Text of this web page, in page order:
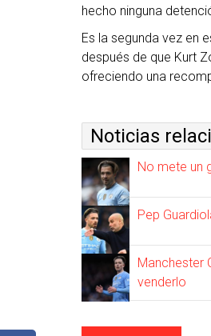
hecho ninguna
Es la segunda vez en
después de que Kurt
ofreciendo una
Noticias
No mete un
Pep
Manchester
venderlo